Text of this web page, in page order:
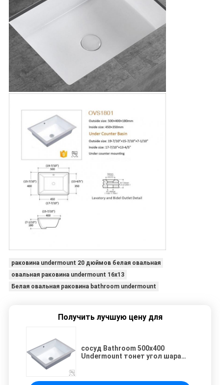
раковина undermount 20 дюймов белая овальная
овальная раковина undermount 16x13
Белая овальная раковина bathroom undermount
Получить лучшую цену для
сосуд Bathroom 500x400
Undermount тонет угол шара